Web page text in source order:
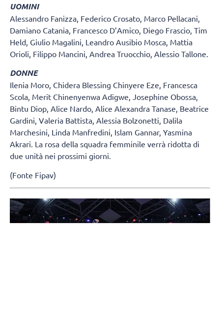
UOMINI
Alessandro Fanizza, Federico Crosato, Marco Pellacani,
Damiano Catania, Francesco D’Amico, Diego Frascio, Tim
Held, Giulio Magalini, Leandro Ausibio Mosca, Mattia
Orioli, Filippo Mancini, Andrea Truocchio, Alessio Tallone.
DONNE
Ilenia Moro, Chidera Blessing Chinyere Eze, Francesca
Scola, Merit Chinenyenwa Adigwe, Josephine Obossa,
Bintu Diop, Alice Nardo, Alice Alexandra Tanase, Beatrice
Gardini, Valeria Battista, Alessia Bolzonetti, Dalila
Marchesini, Linda Manfredini, Islam Gannar, Yasmina
Akrari. La rosa della squadra femminile verrà ridotta di
due unità nei prossimi giorni.
(Fonte Fipav)